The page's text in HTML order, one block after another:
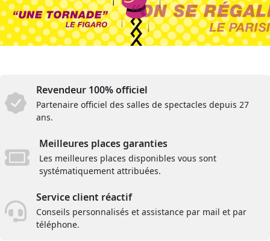
Revendeur 100% officiel
Partenaire officiel des salles de spectacles depuis 27
ans.
Meilleures places garanties
Les meilleures places disponibles vous sont
systématiquement attribuées.
Service client réactif
Conseils personnalisés et assistance par mail et par
téléphone.